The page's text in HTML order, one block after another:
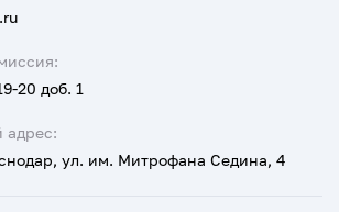
адрес:
ул. им. Митрофана Седина, 4
20 доб. 1